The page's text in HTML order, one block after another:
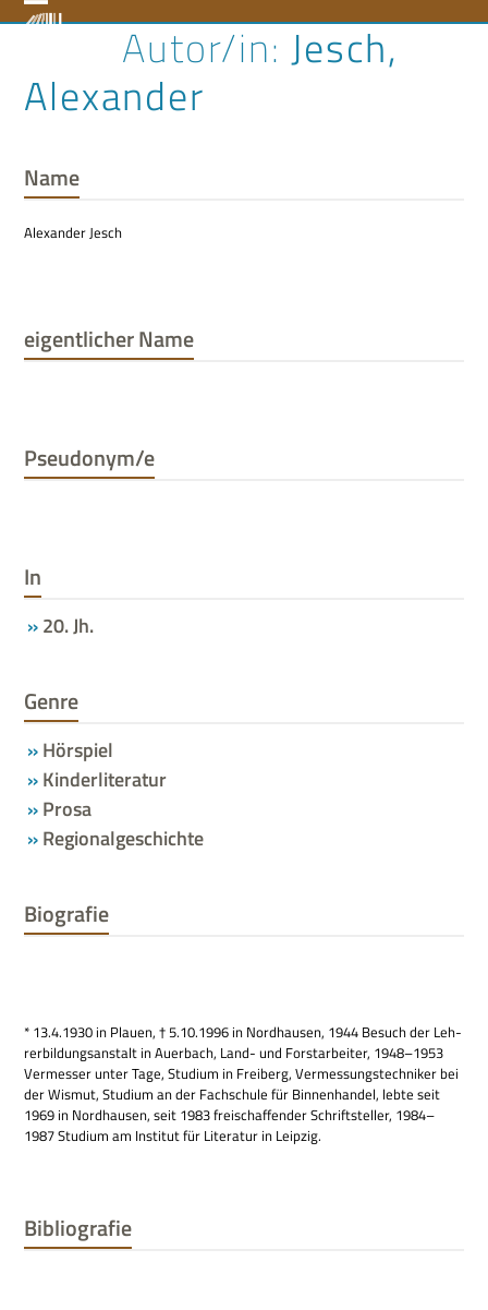
to Open
menu
Close
menu
Jesch,
Alexander
Name
Alexander Jesch
eigentlicher Name
Pseudonym/e
In
20. Jh.
Genre
Hörspiel
Kinderliteratur
Prosa
Regionalgeschichte
Biografie
* 13.4.1930 in Plauen, † 5.10.1996 in Nord­hau­sen, 1944 Besuch der Leh­
rer­bil­dungs­an­stalt in Auer­bach, Land- und Forst­ar­bei­ter, 1948–1953
Ver­mes­ser unter Tage, Stu­dium in Frei­berg, Ver­mes­sungs­tech­ni­ker bei
der Wis­mut, Stu­dium an der Fach­schule für Bin­nen­han­del, lebte seit
1969 in Nord­hau­sen, seit 1983 frei­schaf­fen­der Schrift­stel­ler, 1984–
1987 Stu­dium am Insti­tut für Lite­ra­tur in Leipzig.
Bibliografie